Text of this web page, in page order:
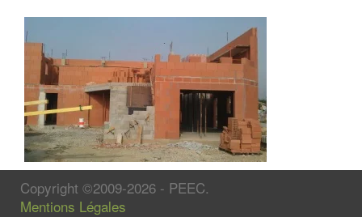
Copyright ©2009-2026 - PEEC.
Mentions Légales